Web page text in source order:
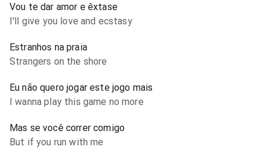
Vou te dar amor e êxtase
I'll give you love and ecstasy
Estranhos na praia
Strangers on the shore
Eu não quero jogar este jogo mais
I wanna play this game no more
Mas se você correr comigo
But if you run with me